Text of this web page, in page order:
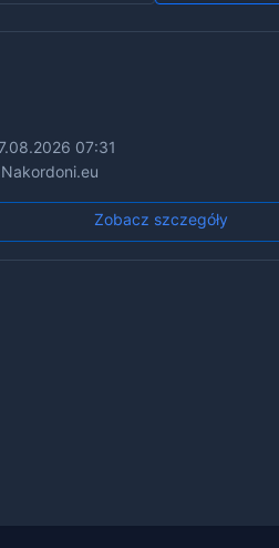
07:31
Zobacz szczegóły